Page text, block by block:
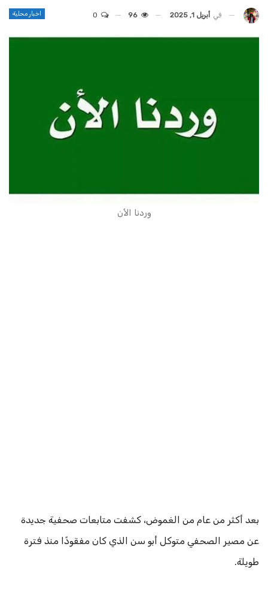
اخبار محلية في أبريل 1, 2025 96
وردنا الأن
بعد أكثر من عام من الغموض، كشفت متابعات صحفية جديدة
عن مصير الصحفي متوكل أبو سن الذي كان مفقودًا منذ فترة
طويلة.